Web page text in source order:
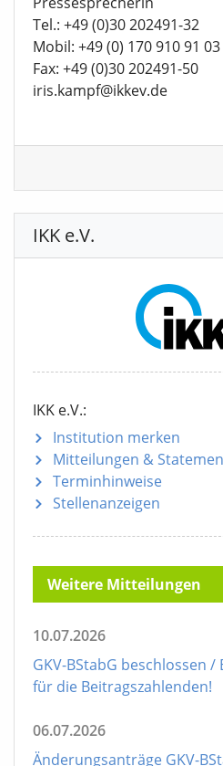
Tel.: +49 (0)30 202491-32
Mobil: +49 (0) 170 910 91 03
Fax: +49 (0)30 202491-50
iris.kampf@ikkev.de
IKK e.V.
IKK e.V.:
Institution merken
Mitteilungen &
Terminhinweise
Stellenanzeigen
Weitere Mitteilungen
10.07.2026
GKV-BStabG beschlossen
für die Beitragszahlenden!
06.07.2026
Änderungsanträge GKV-